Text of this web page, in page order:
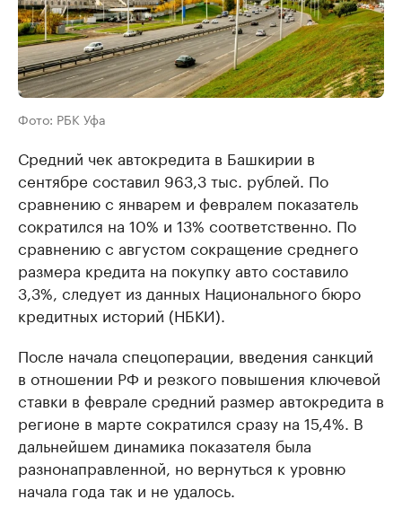
Фото: РБК Уфа
Средний чек автокредита в Башкирии в
сентябре составил 963,3 тыс. рублей. По
сравнению с январем и февралем показатель
сократился на 10% и 13% соответственно. По
сравнению с августом сокращение среднего
размера кредита на покупку авто составило
3,3%, следует из данных Национального бюро
кредитных историй (НБКИ).
После начала спецоперации, введения санкций
в отношении РФ и резкого повышения ключевой
ставки в феврале средний размер автокредита в
регионе в марте сократился сразу на 15,4%. В
дальнейшем динамика показателя была
разнонаправленной, но вернуться к уровню
начала года так и не удалось.